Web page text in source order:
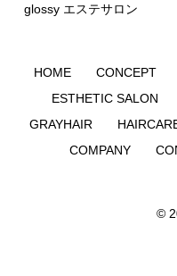
glossy エステサロン
HOME CONCEPT
ESTHETIC SALON
GRAYHAIR
COMPANY
©